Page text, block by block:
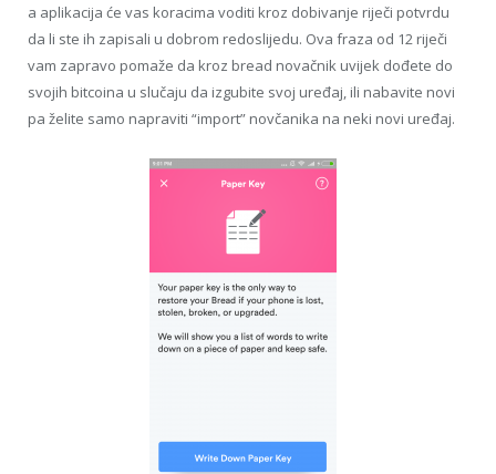
a aplikacija će vas koracima voditi kroz dobivanje riječi potvrdu
da li ste ih zapisali u dobrom redoslijedu. Ova fraza od 12 riječi
vam zapravo pomaže da kroz bread novačnik uvijek dođete do
svojih bitcoina u slučaju da izgubite svoj uređaj, ili nabavite novi
pa želite samo napraviti “import” novčanika na neki novi uređaj.